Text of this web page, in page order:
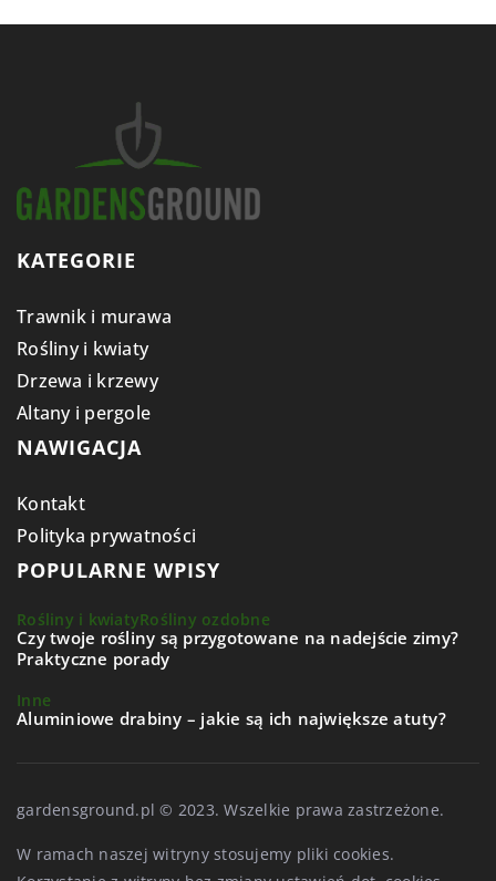
KATEGORIE
Trawnik i murawa
Rośliny i kwiaty
Drzewa i krzewy
Altany i pergole
NAWIGACJA
Kontakt
Polityka prywatności
POPULARNE WPISY
Rośliny i kwiatyRośliny ozdobne
Czy twoje rośliny są przygotowane na nadejście zimy?
Praktyczne porady
Inne
Aluminiowe drabiny – jakie są ich największe atuty?
gardensground.pl © 2023. Wszelkie prawa zastrzeżone.
W ramach naszej witryny stosujemy pliki cookies.